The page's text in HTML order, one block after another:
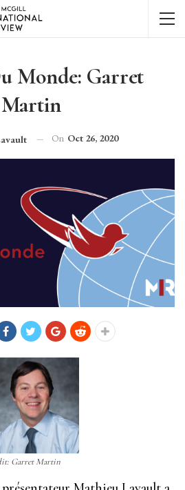
Monde: Garret
Martin
On Oct 26, 2020
Garret Martin